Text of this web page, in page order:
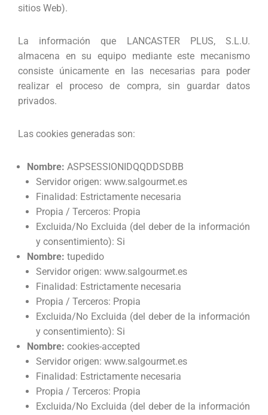
sitios Web).
La información que LANCASTER PLUS, S.L.U.
almacena en su equipo mediante este mecanismo
consiste únicamente en las necesarias para poder
realizar el proceso de compra, sin guardar datos
privados.
Las cookies generadas son:
Nombre: ASPSESSIONIDQQDDSDBB
Servidor origen: www.salgourmet.es
Finalidad: Estrictamente necesaria
Propia / Terceros: Propia
Excluida/No Excluida (del deber de la información
y consentimiento): Si
Nombre: tupedido
Servidor origen: www.salgourmet.es
Finalidad: Estrictamente necesaria
Propia / Terceros: Propia
Excluida/No Excluida (del deber de la información
y consentimiento): Si
Nombre: cookies-accepted
Servidor origen: www.salgourmet.es
Finalidad: Estrictamente necesaria
Propia / Terceros: Propia
Excluida/No Excluida (del deber de la información